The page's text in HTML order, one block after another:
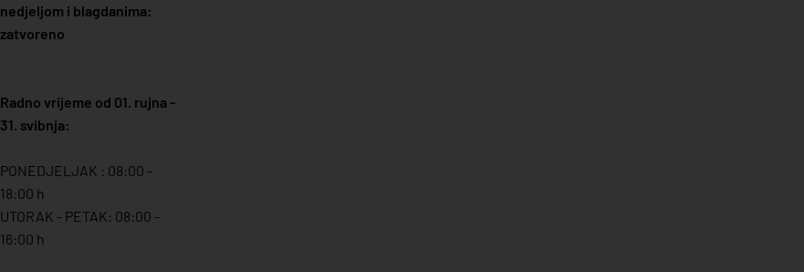
nedjeljom i blagdanima:
zatvoreno
Radno vrijeme od 01. rujna -
31. svibnja:
PONEDJELJAK : 08:00 -
18:00 h
UTORAK - PETAK: 08:00 -
16:00 h